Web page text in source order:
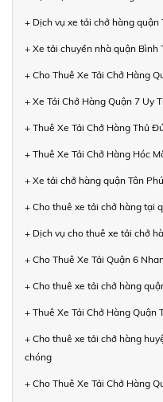
+ Dịch vụ xe tải chở hàng
+ Xe tải chuyển nhà quận Bình
+ Cho Thuê Xe Tải Chở Hàng
+ Xe Tải Chở Hàng Quận 7 Uy
+ Thuê Xe Tải Chở Hàng Thủ
+ Thuê Xe Tải Chở Hàng Hóc
+ Xe tải chở hàng quận Tân
+ Cho thuê xe tải chở hàng tại
+ Dịch vụ cho thuê xe tải chở
+ Cho Thuê Xe Tải Quận 6
+ Cho thuê xe tải chở hàng
+ Thuê Xe Tải Chở Hàng Quận
+ Cho thuê xe tải chở hàng
chóng
+ Cho Thuê Xe Tải Chở Hàng